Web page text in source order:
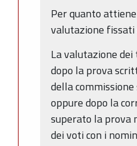
Per quanto
valutazione fissati
La valutazione
dopo la prova
della
oppure dopo la
superato la prova
dei voti con i